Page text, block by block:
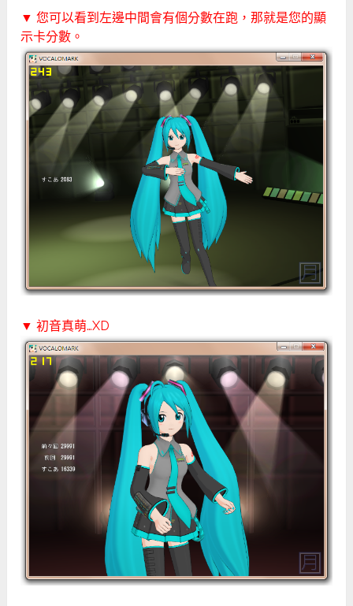
▼ 您可以看到左邊中間會有個分數在跑，那就是您的顯
示卡分數。
▼ 初音真萌…XD